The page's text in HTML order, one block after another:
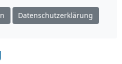
Datenschutzerklärung